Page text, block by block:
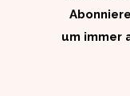
um immer